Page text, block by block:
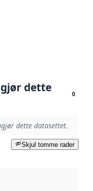
dette
0
dette datasettet.
Skjul tomme rader